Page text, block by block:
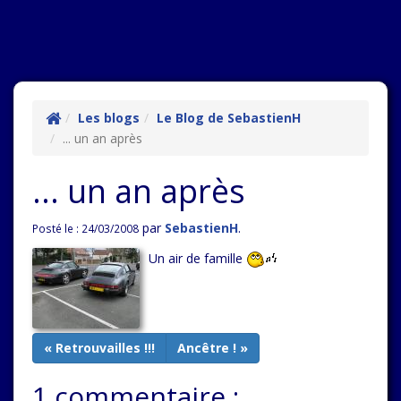
Les blogs
Le Blog de SebastienH
... un an après
... un an après
Posté le : 24/03/2008 par SebastienH.
Un air de famille
« Retrouvailles !!! Ancêtre ! »